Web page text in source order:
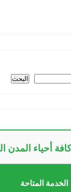
البحث
أحياء المدن
المتاحة